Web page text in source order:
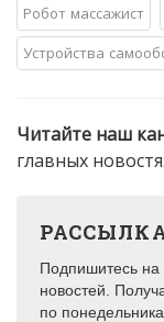
Робот массажист
Устройства
Читайте наш
главных
Подпишитесь на
новостей.
по